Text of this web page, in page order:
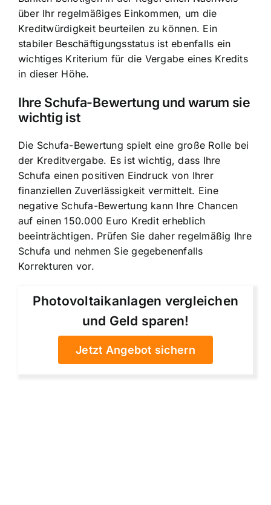
über Ihr regelmäßiges Einkommen, um die
Kreditwürdigkeit beurteilen zu können. Ein
stabiler Beschäftigungsstatus ist ebenfalls ein
wichtiges Kriterium für die Vergabe eines Kredits
in dieser Höhe.
Ihre Schufa-Bewertung und warum sie
wichtig ist
Die Schufa-Bewertung spielt eine große Rolle bei
der Kreditvergabe. Es ist wichtig, dass Ihre
Schufa einen positiven Eindruck von Ihrer
finanziellen Zuverlässigkeit vermittelt. Eine
negative Schufa-Bewertung kann Ihre Chancen
auf einen 150.000 Euro Kredit erheblich
beeinträchtigen. Prüfen Sie daher regelmäßig Ihre
Schufa und nehmen Sie gegebenenfalls
Korrekturen vor.
Photovoltaikanlagen vergleichen
und Geld sparen!
Jetzt Angebot sichern